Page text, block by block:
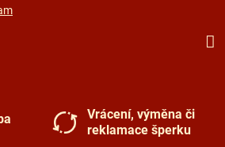
Vrácení, výměna či
reklamace šperku